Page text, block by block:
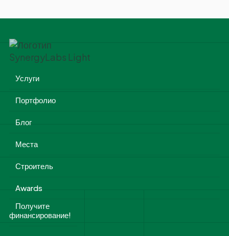
Услуги
Портфолио
Блог
Места
Строитель
Awards
Получите
финансирование!